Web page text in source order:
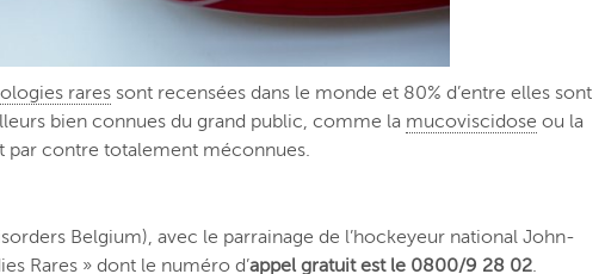
rares sont recensées dans le monde et 80% d’entre elles sont
bien connues du grand public, comme la mucoviscidose ou la
par contre totalement méconnues.
Belgium), avec le parrainage de l’hockeyeur national John-
Rares » dont le numéro d’appel gratuit est le 0800/9 28 02